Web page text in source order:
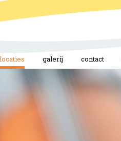
galerij contact